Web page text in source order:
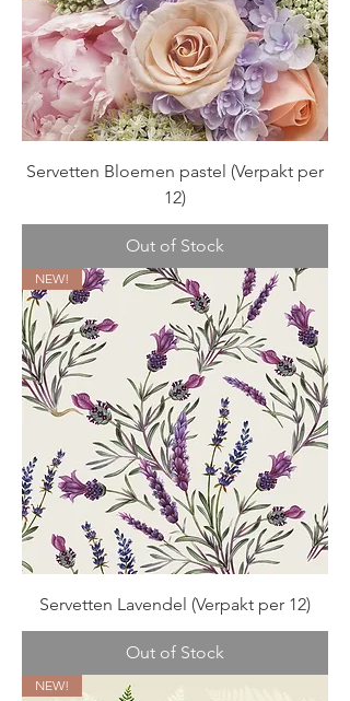
Servetten Bloemen pastel (Verpakt per
12)
Out of Stock
NEW!
Servetten Lavendel (Verpakt per 12)
Out of Stock
NEW!